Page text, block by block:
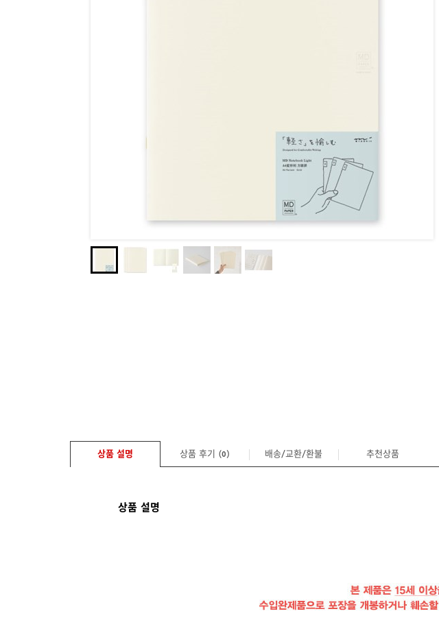
상품 설명 상품 후기 (0) 배송/교환/환불 추천상품
상품 설명